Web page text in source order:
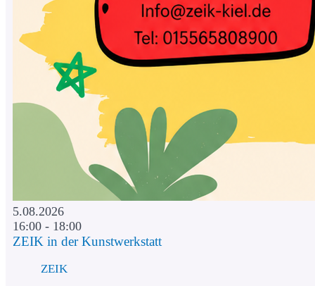
5.08.2026
16:00 - 18:00
ZEIK in der Kunstwerkstatt
ZEIK